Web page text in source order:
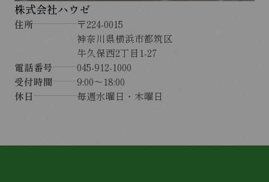
株式会社ハウゼ
住所
〒224-0015
神奈川県横浜市都筑区
牛久保西2丁目1-27
電話番号
045-912-1000
受付時間
9:00〜18:00
休日
毎週水曜日・木曜日